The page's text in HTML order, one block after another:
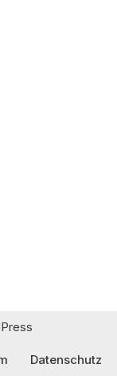
Datenschutz